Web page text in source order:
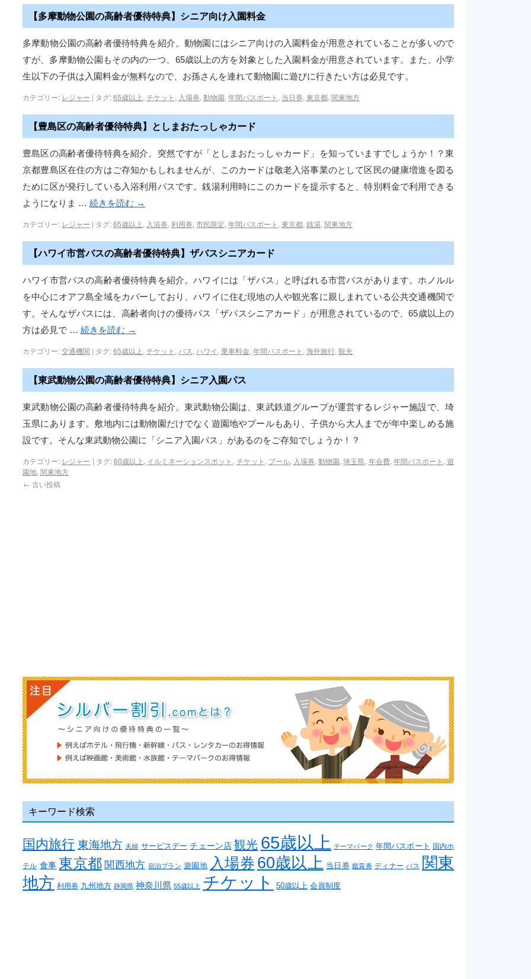
【多摩動物公園の高齢者優待特典】シニア向け入園料金
多摩動物公園の高齢者優待特典を紹介。動物園にはシニア向けの入園料金が用意されていることが多いので
すが、多摩動物公園もその内の一つ、65歳以上の方を対象とした入園料金が用意されています。また、小学
生以下の子供は入園料金が無料なので、お孫さんを連れて動物園に遊びに行きたい方は必見です。
カテゴリー: レジャー | タグ:65歳以上, チケット , 入場券, 動物園, 年間パスポート , 当日券, 東京都, 関東地方
【豊島区の高齢者優待特典】としまおたっしゃカード
豊島区の高齢者優待特典を紹介。突然ですが「としまおたっしゃカード」を知っていますでしょうか！？東
京都豊島区在住の方はご存知かもしれませんが、このカードは敬老入浴事業のとして区民の健康増進を図る
ために区が発行している入浴利用パスです。銭湯利用時にこのカードを提示すると、特別料金で利用できる
ようになりま … 続きを読む →
カテゴリー: レジャー | タグ:65歳以上, 入浴券, 利用券, 市民限定, 年間パスポート , 東京都, 銭湯, 関東地方
【ハワイ市営バスの高齢者優待特典】ザバスシニアカード
ハワイ市営バスの高齢者優待特典を紹介。ハワイには「ザバス」と呼ばれる市営バスがあります。ホノルル
を中心にオアフ島全域をカバーしており、ハワイに住む現地の人や観光客に親しまれている公共交通機関で
す。そんなザバスには、高齢者向けの優待パス「ザバスシニアカード」が用意されているので、65歳以上の
方は必見で … 続きを読む →
カテゴリー:交通機関 | タグ:65歳以上, チケット , バス, ハワイ, 乗車料金, 年間パスポート , 海外旅行, 観光
【東武動物公園の高齢者優待特典】シニア入園パス
東武動物公園の高齢者優待特典を紹介。東武動物公園は、東武鉄道グループが運営するレジャー施設で、埼
玉県にあります。敷地内には動物園だけでなく遊園地やプールもあり、子供から大人までが年中楽しめる施
設です。そんな東武動物公園に「シニア入園パス」があるのをご存知でしょうか！？
カテゴリー: レジャー | タグ:60歳以上, イルミネーションスポット , チケット , プール, 入場券,動物園,埼玉県, 年会費, 年間パスポート ,遊
園地, 関東地方
← 古い投稿
キーワード検索
国内旅行 東海地方 夫婦 サービスデー チェーン店 観光 65歳以上 テーマパーク 年間パスポート 国内ホ
テル 食事 東京都 関西地方 宿泊プラン 遊園地 入場券 60歳以上 当日券 鑑賞券 ディナー バス
関東
地方 利用券 九州地方 静岡県 神奈川県 55歳以上 チケット 50歳以上 会員制度